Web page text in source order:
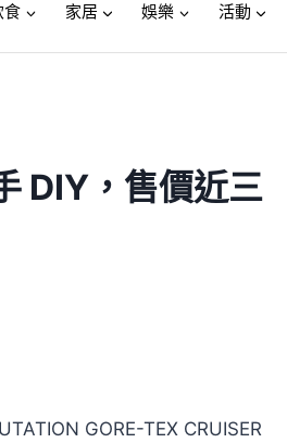
食 家居 娛樂 活動
DIY，售價近三
GORE-TEX CRUISER